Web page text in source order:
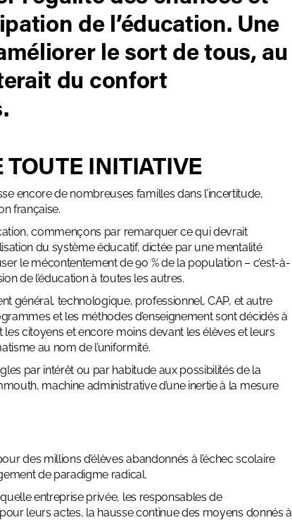
de l’éducation. Une
le sort de tous, au
du confort
INITIATIVE
encore de nombreuses familles dans l’incertitude,
française.
commençons par remarquer ce qui devrait
du système éducatif, dictée par une mentalité
le mécontentement de 90 % de la population – c’est-à-
de l’éducation à toutes les autres.
général, technologique, professionnel, CAP, et autre
et les méthodes d’enseignement sont décidés à
citoyens et encore moins devant les élèves et leurs
au nom de l’uniformité.
par intérêt ou par habitude aux possibilités de la
machine administrative d’une inertie à la mesure
des millions d’élèves abandonnés à l’échec scolaire
de paradigme radical.
entreprise privée, les responsables de
leurs actes, la hausse continue des moyens donnés à